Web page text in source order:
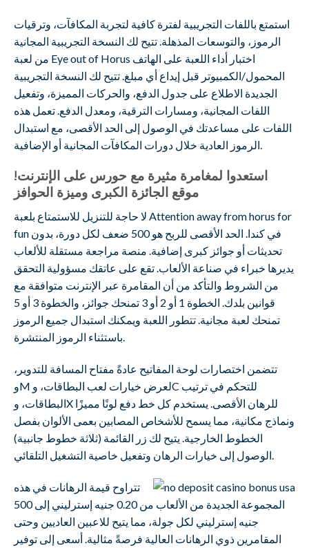
استمتع باللفات التجريبية لفترة كافية لتجربة المكافآت، وترقيات
الرموز، والتوسعات المذهلة. تتيح لك النسخة التجريبية المجانية
من لعبة Eye out of Horus اختبار أداء اللعبة على الهاتف
المحمول/الكمبيوتر قبل إيداع أي مبلغ. تتيح لك النسخة التجريبية
الجديدة الاطلاع على جدول الدفع، والحركات المميزة، وتفعيل
اللفات المجانية، ومسارات الترقية، ومعدل الدفع. تعمل هذه
اللفات على مساعدتك في الوصول إلى الحد الأقصى، مع استبدال
استعدوا لمغامرة مثيرة مع حورس على الإنترنت!
موقع الجائزة الكبرى وميزة الحوافز
لا حاجة للتنزيل للاستمتاع بلعبة Attention away from horus for
fun في كندا. الحد الأقصى للربح هو 500 ضعف لكل دورة، بدون
تحديثات أو جوائز كبرى إضافية. منصة مراجعة مستقلة للألعاب
يديرها خبراء في صناعة الألعاب. تقع على عاتقك مسؤولية التحقق
من الشروط والتأكد من أن المقامرة عبر الإنترنت متوافقة مع
قوانين بلدك. الخطوة 1 أو 2 أو 3 تمنحك جوائز، والخطوة 3 أو 5
تمنحك لعبة مجانية. تتطور اللعبة ويمكنك استبدال جميع الرموز
باستثناء الرموز المنتشرة.
تتضمن اختصارات لوحة المفاتيح عادةً مفتاح المسافة للتدوير،
وM لعرض خيارات لعب البطاقات، وC للتحكم في ترتيب
البطاقات، وX للرهان الأقصى. يستخدم كل خط دفع لونًا مميزًا
ونماذج مكانية، مما يسمح للأشخاص المصابين بعمى الألوان بفصل
الخطوط الخارجية. يتيح لك زر القائمة (ثلاثة خطوط جانبية)
تتراوح قيمة الرهانات في هذه
المجموعة الجديدة من الألعاب من 0.20 جنيه إسترليني إلى 500
جنيه إسترليني لكل جولة، مما يتيح للاعبين العاديين وحتى
المقامرين ذوي الرهانات العالية فرصةً مثالية. أسعى إلى توفير